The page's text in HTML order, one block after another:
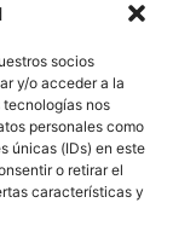
socios
y/o acceder a la
nos
personales como
únicas (IDs) en este
o retirar el
características y